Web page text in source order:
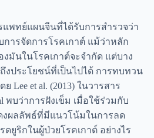
แพทย์แผนจีนที่ได้รับการสำรวจว่า
การจัดการโรคเกาต์ แม้ว่าหลัก
มันในโรคเกาต์จะจำกัด แต่บาง
งประโยชน์ที่เป็นไปได้ การทบทวน
Lee et al. (2013) ในวารสาร
พบว่าการฝังเข็ม เมื่อใช้ร่วมกับ
งผลลัพธ์ที่มีแนวโน้มในการลด
ยูริกในผู้ป่วยโรคเกาต์ อย่างไร